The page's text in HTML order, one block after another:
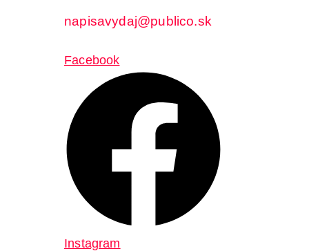
napisavydaj@publico.sk
Facebook
Instagram